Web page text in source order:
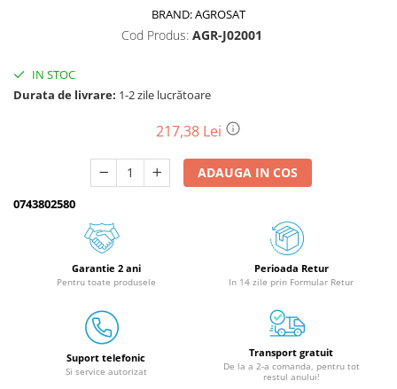
Drujbe pe benzina
Drujbe cu acumulator
Consumabile drujbe, fierastraie
Drujbe electrice
Unelte electrice busteni
Batoze - mori desfacat porumb
Granulatoare
Mori pentru cereale
Mori pentru fructe si legume
Mori pentru furaje
Mori pentru furaje si resturi
BRAND:AGROSAT
Cod Produs: AGR-J02001
IN STOC
Durata de livrare: 1-2 zile lucrătoare
217,38 Lei
ADAUGA IN COS
0743802580
Garantie 2 ani
Pentru toate produsele
Perioada Retur
In 14 zile prin Formular Retur
Suport telefonic
Si service autorizat
Transport gratuit
De la a 2-a comanda, pentru tot
restul anului!